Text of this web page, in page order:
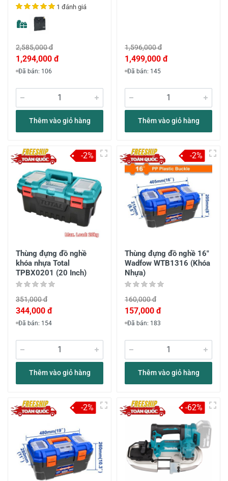
1 đánh giá
2,585,000 đ
1,294,000 đ
Đã bán: 106
Thêm vào giỏ hàng
1,596,000 đ
1,499,000 đ
Đã bán: 145
Thêm vào giỏ hàng
Thùng đựng đồ nghề
khóa nhựa Total
TPBX0201 (20 Inch)
351,000 đ
344,000 đ
Đã bán: 154
Thêm vào giỏ hàng
-2%
Thùng đựng đồ nghề 16"
Wadfow WTB1316 (Khóa
Nhựa)
160,000 đ
157,000 đ
Đã bán: 183
Thêm vào giỏ hàng
-2%
-2% -62%